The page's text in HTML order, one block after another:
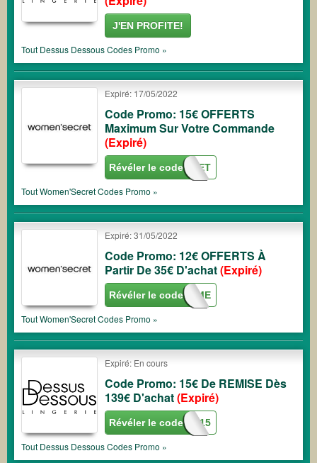
J'EN PROFITE!
Tout Dessus DessousCodes Promo »
Expiré: 17/05/2022
Code Promo: 15€ OFFERTS
Maximum Sur Votre Commande
(Expiré)
INTERNET
Révéler le code
ToutWomen'SecretCodes Promo »
Expiré: 31/05/2022
Code Promo: 12€ OFFERTS À
Partir De 35€ D'achat(Expiré)
WELCOME
Révéler le code
ToutWomen'SecretCodes Promo »
Expiré: En cours
Code Promo: 15€ De REMISE Dès
139€ D'achat(Expiré)
SPRING15
Révéler le code
Tout Dessus DessousCodes Promo »